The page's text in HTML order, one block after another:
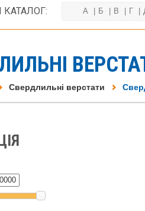
А Б В Г
Свердлильні верстати